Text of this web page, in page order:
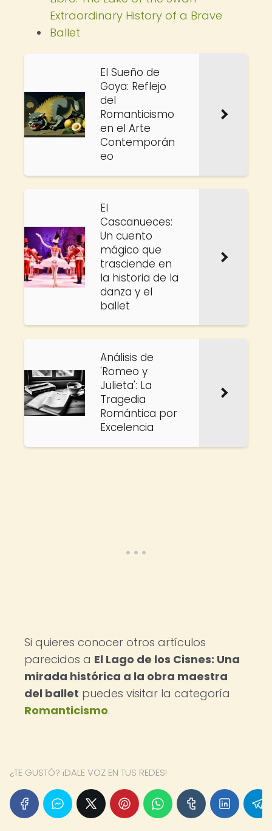
Extraordinary History of a Brave
Ballet
El Sueño de
Goya: Reflejo
del
Romanticismo
en el Arte
Contemporán
eo
El
Cascanueces:
Un cuento
mágico que
trasciende en
la historia de la
danza y el
ballet
Análisis de
'Romeo y
Julieta': La
Tragedia
Romántica por
Excelencia
Si quieres conocer otros artículos
parecidos a El Lago de los Cisnes: Una
mirada histórica a la obra maestra
del ballet puedes visitar la categoría
Romanticismo.
¿TE GUSTÓ? ¡DALE VOZ EN TUS REDES!